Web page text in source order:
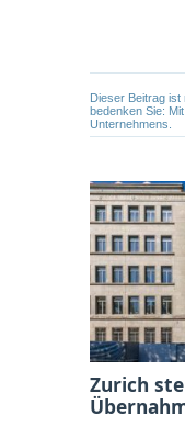
Dieser Beitrag ist
bedenken Sie:
Unternehmens.
Zurich